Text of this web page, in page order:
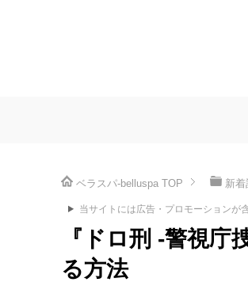
ベラスパ-belluspa TOP 新着
当サイトには広告・プロモーションが
『ドロ刑 -警視
る方法